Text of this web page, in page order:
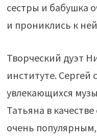
сестры и бабушка
и прониклись к
Творческий дуэт
институте. Сергей
увлекающихся
Татьяна в
очень